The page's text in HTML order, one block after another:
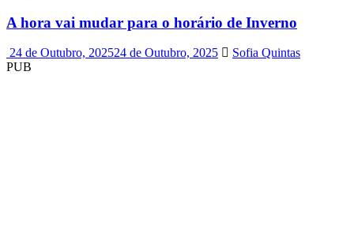
A hora vai mudar para o horário de Inverno
24 de Outubro, 202524 de Outubro, 2025
Sofia Quintas
PUB